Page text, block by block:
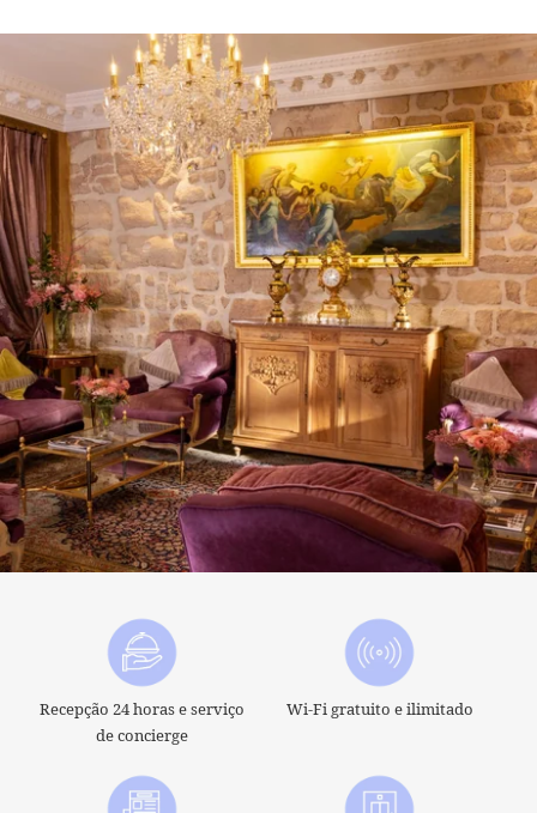
Recepção 24 horas e serviço
de concierge
Wi-Fi gratuito e ilimitado